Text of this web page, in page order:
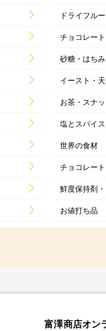
ドライフル
チョコレー
砂糖・はち
イースト・
お茶・スナ
塩とスパイス
世界の食材
チョコレー
鮮度保持剤
お値打ち品
富澤商店オン